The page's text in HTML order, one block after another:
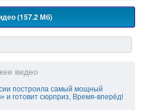
(157.2 Мб)
видео
построила самый мощный
и готовит сюрприз, Время-вперёд!